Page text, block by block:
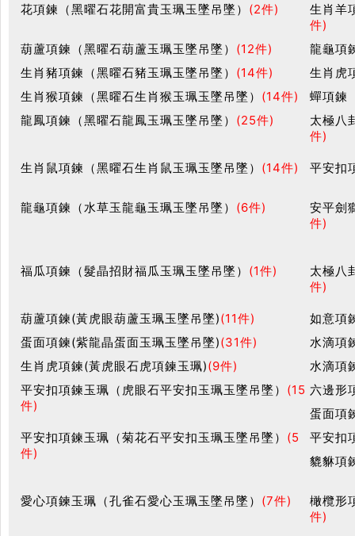
花項鍊（黑曜石花開富貴玉珮玉墜吊墜） (2件)
生肖羊
件)
葫蘆項鍊（黑曜石葫蘆玉珮玉墜吊墜） (12件)
龍龜項
生肖豬項鍊（黑曜石豬玉珮玉墜吊墜） (14件)
生肖虎
生肖猴項鍊（黑曜石生肖猴玉珮玉墜吊墜） (14件)
蟬項鍊
龍鳳項鍊（黑曜石龍鳳玉珮玉墜吊墜） (25件)
太極八
件)
生肖鼠項鍊（黑曜石生肖鼠玉珮玉墜吊墜） (14件) 平安扣
龍龜項鍊（水草玉龍龜玉珮玉墜吊墜） (6件)
安平劍
件)
福瓜項鍊（髮晶招財福瓜玉珮玉墜吊墜） (1件)
太極八
件)
葫蘆項鍊(黃虎眼葫蘆玉珮玉墜吊墜)(11件)
如意項
蛋面項鍊(紫龍晶蛋面玉珮玉墜吊墜)(31件)
水滴項
生肖虎項鍊(黃虎眼石虎項鍊玉珮)(9件)
水滴項
平安扣項鍊玉珮（虎眼石平安扣玉珮玉墜吊墜） (15
件)
六邊形
蛋面項
平安扣項鍊玉珮（菊花石平安扣玉珮玉墜吊墜） (5
件)
平安扣
貔貅項
愛心項鍊玉珮（孔雀石愛心玉珮玉墜吊墜） (7件)
橄欖形
件)